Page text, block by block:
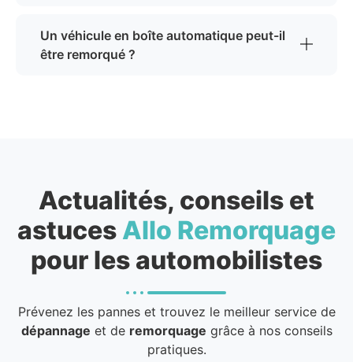
Un véhicule en boîte automatique peut-il
être remorqué ?
Actualités, conseils et
astuces Allo Remorquage
pour les automobilistes
Prévenez les pannes et trouvez le meilleur service de
dépannage et de remorquage grâce à nos conseils
pratiques.